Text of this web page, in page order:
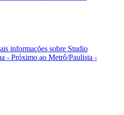
informações sobre Studio
- Próximo ao Metrô/Paulista -